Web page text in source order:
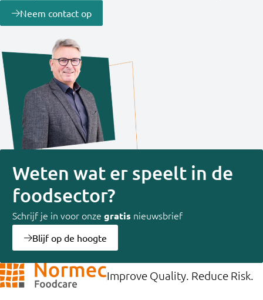
Neem contact op
Weten wat er speelt in de
foodsector?
Schrijf je in voor onze gratis nieuwsbrief
Blijf op de hoogte
Improve Quality. Reduce Risk.